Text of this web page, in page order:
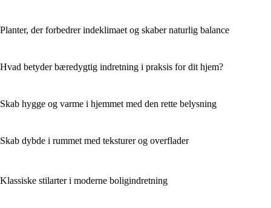
Planter, der forbedrer indeklimaet og skaber naturlig balance
Hvad betyder bæredygtig indretning i praksis for dit hjem?
Skab hygge og varme i hjemmet med den rette belysning
Skab dybde i rummet med teksturer og overflader
Klassiske stilarter i moderne boligindretning